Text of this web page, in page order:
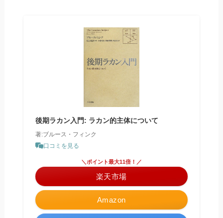
後期ラカン入門: ラカン的主体について
著:ブルース・フィンク
口コミを見る
Amazon
＼ポイント最大11倍！／
楽天市場